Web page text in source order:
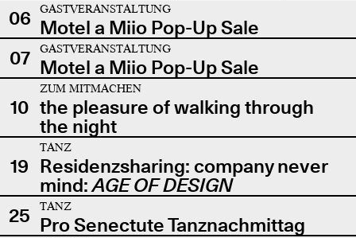
06
GASTVERANSTALTUNG
Motel a Miio Pop-Up Sale
07
GASTVERANSTALTUNG
Motel a Miio Pop-Up Sale
10
ZUM MITMACHEN
the pleasure of walking through
the night
19
TANZ
Residenzsharing: company never
mind:AGE OF DESIGN
25
TANZ
Pro Senectute Tanznachmittag